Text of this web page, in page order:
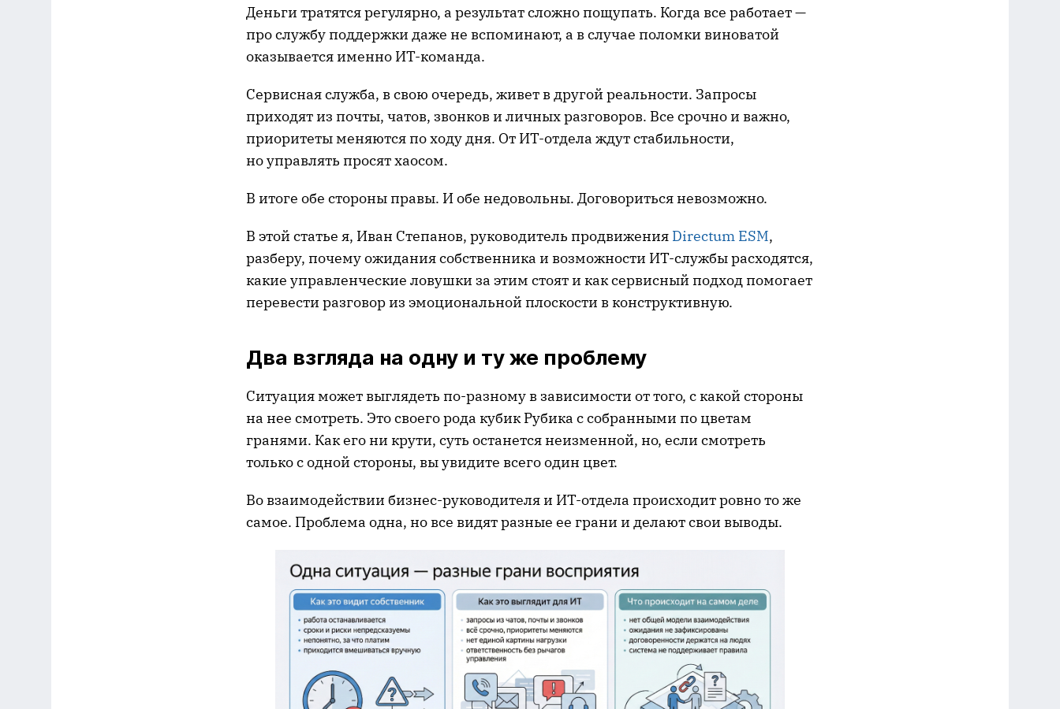
Деньги тратятся регулярно, а результат сложно пощупать. Когда все работает —
про службу поддержки даже не вспоминают, а в случае поломки виноватой
оказывается именно ИТ-команда.
Сервисная служба, в свою очередь, живет в другой реальности. Запросы
приходят из почты, чатов, звонков и личных разговоров. Все срочно и важно,
приоритеты меняются по ходу дня. От ИТ-отдела ждут стабильности,
но управлять просят хаосом.
В итоге обе стороны правы. И обе недовольны. Договориться невозможно.
В этой статье я, Иван Степанов, руководитель продвижения Directum ESM,
разберу, почему ожидания собственника и возможности ИТ-службы расходятся,
какие управленческие ловушки за этим стоят и как сервисный подход помогает
перевести разговор из эмоциональной плоскости в конструктивную.
Два взгляда на одну и ту же проблему
Ситуация может выглядеть по-разному в зависимости от того, с какой стороны
на нее смотреть. Это своего рода кубик Рубика с собранными по цветам
гранями. Как его ни крути, суть останется неизменной, но, если смотреть
только с одной стороны, вы увидите всего один цвет.
Во взаимодействии бизнес-руководителя и ИТ-отдела происходит ровно то же
самое. Проблема одна, но все видят разные ее грани и делают свои выводы.